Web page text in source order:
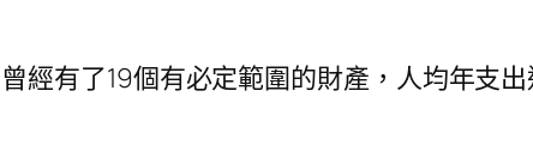
經有了19個有必定範圍的財產，人均年支